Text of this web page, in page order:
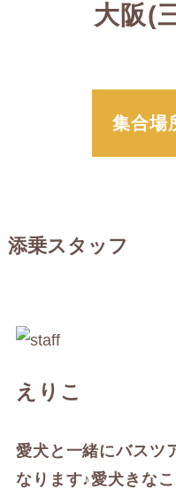
大阪(
集合場
添乗スタッフ
えりこ
愛犬と一緒にバスツ
なります♪愛犬きな